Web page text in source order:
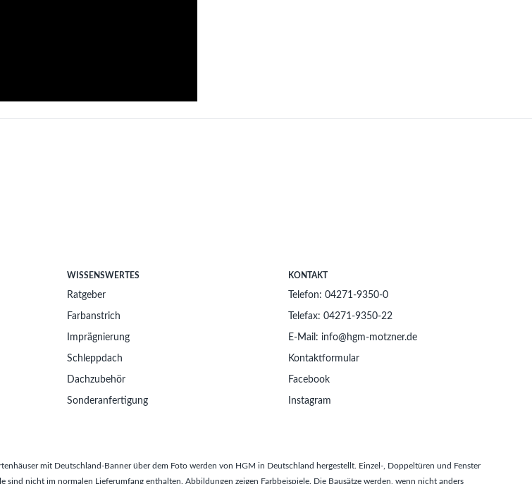
WISSENSWERTES
Ratgeber
Farbanstrich
Imprägnierung
Schleppdach
Dachzubehör
Sonderanfertigung
KONTAKT
Telefon: 04271-9350-0
Telefax: 04271-9350-22
E-Mail: info@hgm-motzner.de
Kontaktformular
Facebook
Instagram
mit Deutschland-Banner über dem Foto werden von HGM in Deutschland hergestellt. Einzel-, Doppeltüren und Fenster
nicht im normalen Lieferumfang enthalten. Abbildungen zeigen Farbbeispiele. Die Bausätze werden, wenn nicht anders